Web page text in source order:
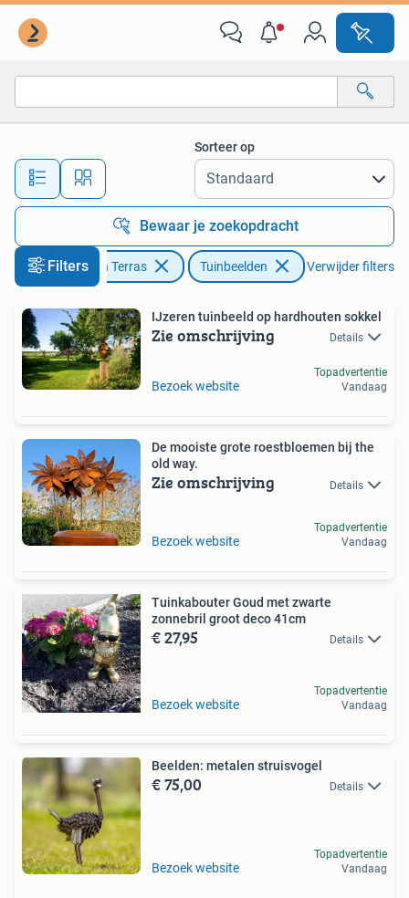
Alle afstanden…
Sorteer op
Bewaar je zoekopdracht
FiltersTuin en Terras Tuinbeelden Verwijder filters
IJzeren tuinbeeld op hardhouten sokkel
Zie omschrijving Details
Bezoek website
Topadvertentie
Vandaag
De mooiste grote roestbloemen bij the
old way.
Zie omschrijving Details
Bezoek website
Topadvertentie
Vandaag
Tuinkabouter Goud met zwarte
zonnebril groot deco 41cm
€ 27,95 Details
Bezoek website
Topadvertentie
Vandaag
Beelden: metalen struisvogel
€ 75,00 Details
Bezoek website
Topadvertentie
Vandaag